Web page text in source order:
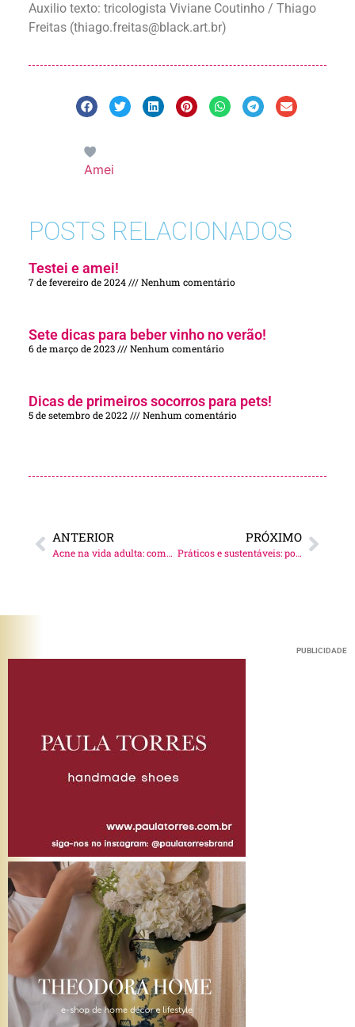
Auxilio texto: tricologista Viviane Coutinho / Thiago
Freitas (thiago.freitas@black.art.br)
Amei
POSTS RELACIONADOS
Testei e amei!
7 de fevereiro de 2024 Nenhum comentário
Sete dicas para beber vinho no verão!
6 de março de 2023 Nenhum comentário
Dicas de primeiros socorros para pets!
5 de setembro de 2022 Nenhum comentário
ANTERIOR
Acne na vida adulta: como prevenir o problema através da alimentação!
PRÓXIMO
Práticos e sustentáveis: porcelanatos que reproduzem revestimentos naturais!
PUBLICIDADE